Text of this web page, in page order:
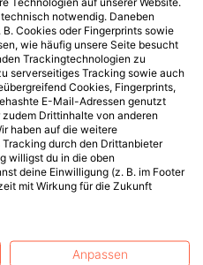
notwendig. Daneben
Cookies oder Fingerprints sowie
wie häufig unsere Seite besucht
Trackingtechnologien zu
serverseitiges Tracking sowie auch
Cookies, Fingerprints,
E-Mail-Adressen genutzt
Drittinhalte von anderen
haben auf die weitere
durch den Drittanbieter
willigst du in die oben
deine Einwilligung (z. B. im Footer
mit Wirkung für die Zukunft
Anpassen